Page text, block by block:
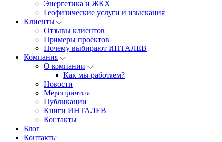
Энергетика и ЖКХ
Геофизические услуги и изыскания
Клиенты
Отзывы клиентов
Примеры проектов
Почему выбирают ИНТАЛЕВ
Компания
О компании
Как мы работаем?
Новости
Мероприятия
Публикации
Книги ИНТАЛЕВ
Контакты
Блог
Контакты